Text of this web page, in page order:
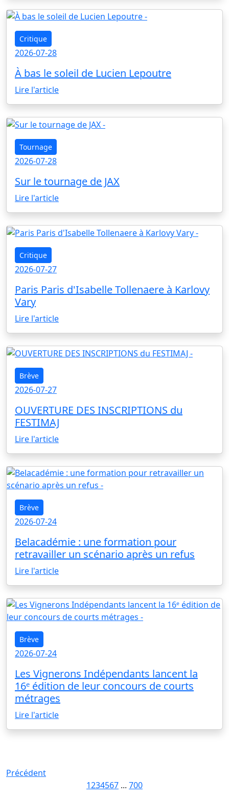
Critique
2026-07-28
À bas le soleil de Lucien Lepoutre
Lire l'article
Tournage
2026-07-28
Sur le tournage de JAX
Lire l'article
Critique
2026-07-27
Paris Paris d'Isabelle Tollenaere à Karlovy
Vary
Lire l'article
Brève
2026-07-27
OUVERTURE DES INSCRIPTIONS du
FESTIMAJ
Lire l'article
Brève
2026-07-24
Belacadémie : une formation pour
retravailler un scénario après un refus
Lire l'article
Brève
2026-07-24
Les Vignerons Indépendants lancent la
16ᵉ édition de leur concours de courts
métrages
Lire l'article
Précédent
1234567 ... 700